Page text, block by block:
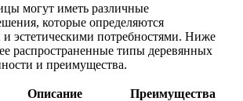
могут иметь различные
которые определяются
эстетическими потребностями. Ниже
распространенные типы деревянных
и преимущества.
Описание Преимущества